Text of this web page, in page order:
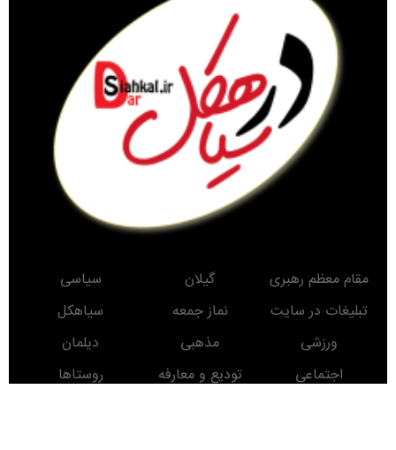
مقام معظم رهبری گیلان
سیاسی
تبلیغات در سایت
نماز جمعه
سیاهکل
ورزشی
مذهبی
دیلمان
اجتماعی
تودیع و معارفه
روستاها